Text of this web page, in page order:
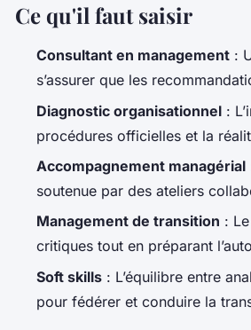
Ce qu'il faut saisir
Consultant en management :
s’assurer que les
Diagnostic organisationnel :
procédures officielles et la
Accompagnement managérial
soutenue par des ateliers
Management de transition :
critiques tout en préparant
Soft skills : L’équilibre entre
pour fédérer et conduire la